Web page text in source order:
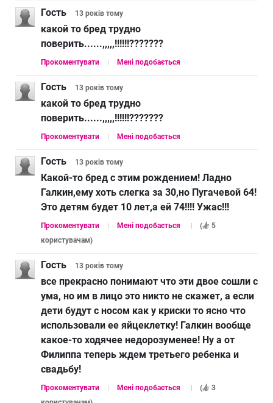
Гость 13 років тому
какой то бред трудно
поверить......,,,,,!!!!!!???????
Прокоментувати Мені подобається
Гость 13 років тому
какой то бред трудно
поверить......,,,,,!!!!!!???????
Прокоментувати Мені подобається
Гость 13 років тому
Какой-то бред с этим рождением! Ладно
Галкин,ему хоть слегка за 30,но Пугачевой 64!
Это детям будет 10 лет,а ей 74!!!! Ужас!!!
Прокоментувати Мені подобається (
5
користувачам)
Гость 13 років тому
все прекрасно понимают что эти двое сошли с
ума, но им в лицо это никто не скажет, а если
дети будут с носом как у криски то ясно что
использовали ее яйцеклетку! Галкин вообще
какое-то ходячее недорозуменее! Ну а от
Филиппа теперь ждем третьего ребенка и
свадьбу!
Прокоментувати Мені подобається (
3